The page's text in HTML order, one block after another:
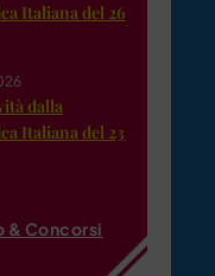
Italiana del 26
dalla
Italiana del 23
& Concorsi